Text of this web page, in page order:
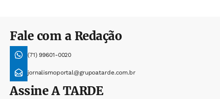
Fale com a Redação
(71) 99601-0020
jornalismoportal@grupoatarde.com.br
AssineA TARDE